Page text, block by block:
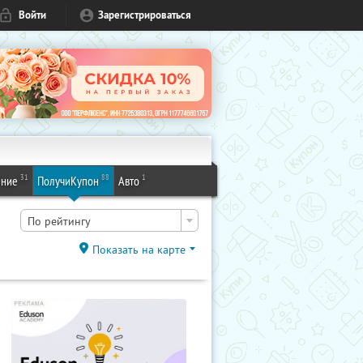
Войти Зарегистрироваться
31 ПолучиКупон 88 Авто 1
По рейтингу
Показать на карте